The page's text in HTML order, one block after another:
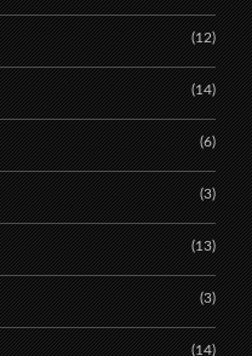
(12)
(14)
(6)
(3)
(13)
(3)
(14)